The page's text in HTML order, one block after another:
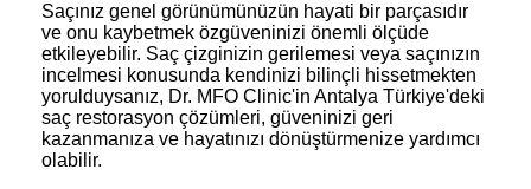
Saçınız genel görünümünüzün hayati bir parçasıdır
ve onu kaybetmek özgüveninizi önemli ölçüde
etkileyebilir. Saç çizginizin gerilemesi veya saçınızın
incelmesi konusunda kendinizi bilinçli hissetmekten
yorulduysanız, Dr. MFO Clinic'in Antalya Türkiye'deki
saç restorasyon çözümleri, güveninizi geri
kazanmanıza ve hayatınızı dönüştürmenize yardımcı
olabilir.